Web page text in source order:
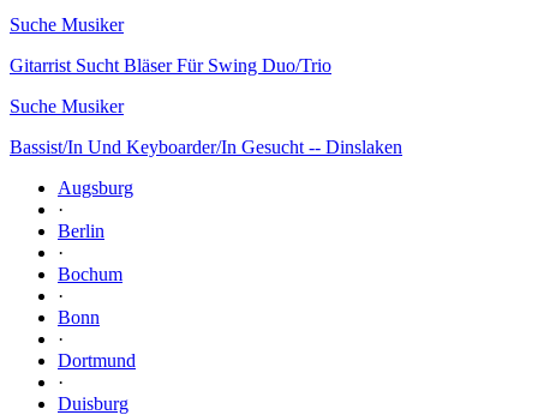
Suche Musiker
Gitarrist Sucht Bläser Für Swing Duo/Trio
Suche Musiker
Bassist/In Und Keyboarder/In Gesucht -- Dinslaken
Augsburg
·
Berlin
·
Bochum
·
Bonn
·
Dortmund
·
Duisburg